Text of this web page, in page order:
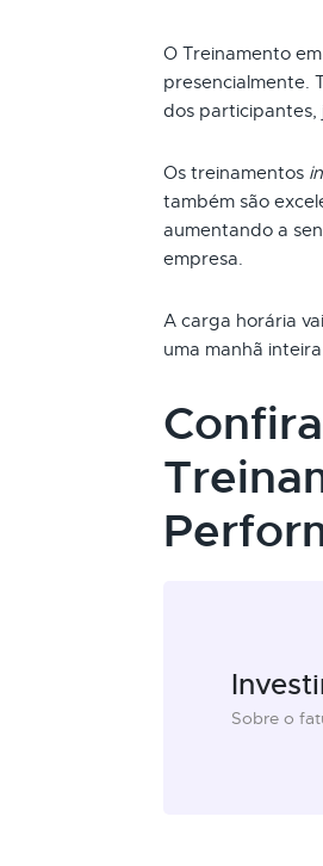
O Treinamento
presencialmente.
dos participantes,
Os treinamentos
também são
aumentando a
empresa.
A carga horária
uma manhã
Sobre o